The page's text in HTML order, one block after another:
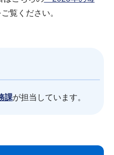
覧ください。
課が担当しています。